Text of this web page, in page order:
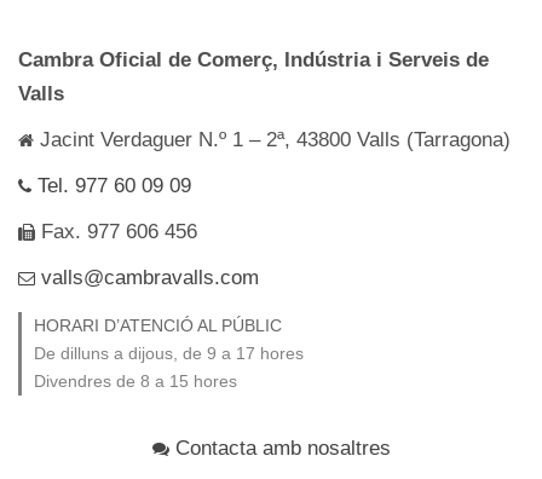
Cambra Oficial de Comerç, Indústria i Serveis de
Valls
Jacint Verdaguer N.º 1 – 2ª, 43800 Valls (Tarragona)
Tel. 977 60 09 09
Fax. 977 606 456
valls@cambravalls.com
HORARI D’ATENCIÓ AL PÚBLIC
De dilluns a dijous, de 9 a 17 hores
Divendres de 8 a 15 hores
Contacta amb nosaltres